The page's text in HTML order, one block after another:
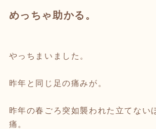
めっちゃ助かる。
やっちまいました。
昨年と同じ足の痛みが。
昨年の春ごろ突如襲われた立てない
痛。